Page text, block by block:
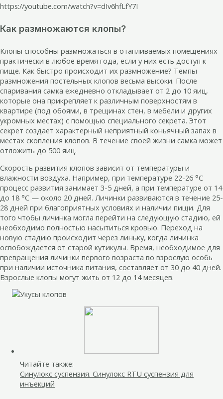
https://youtube.com/watch?v=dIv6hfLfY7I
Как размножаются клопы?
Клопы способны размножаться в отапливаемых помещениях
практически в любое время года, если у них есть доступ к
пище. Как быстро происходит их размножение? Темпы
размножения постельных клопов весьма высоки. После
спаривания самка ежедневно откладывает от 2 до 10 яиц,
которые она прикрепляет к различным поверхностям в
квартире (под обоями, в трещинах стен, в мебели и других
укромных местах) с помощью специального секрета. Этот
секрет создает характерный неприятный коньячный запах в
местах скопления клопов. В течение своей жизни самка может
отложить до 500 яиц.
Скорость развития клопов зависит от температуры и
влажности воздуха. Например, при температуре 22-26 °С
процесс развития занимает 3-5 дней, а при температуре от 14
до 18 °С — около 20 дней. Личинки развиваются в течение 25-
28 дней при благоприятных условиях и наличии пищи. Для
того чтобы личинка могла перейти на следующую стадию, ей
необходимо полностью насытиться кровью. Переход на
новую стадию происходит через линьку, когда личинка
освобождается от старой кутикулы. Время, необходимое для
превращения личинки первого возраста во взрослую особь
при наличии источника питания, составляет от 30 до 40 дней.
Взрослые клопы могут жить от 12 до 14 месяцев.
Читайте также:
Синулокс суспензия. Синулокс RTU суспензия для
инъекций